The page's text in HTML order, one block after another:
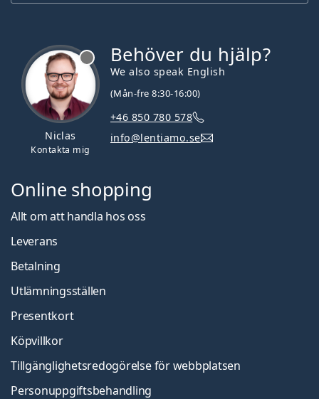
Niclas
Kontakta mig
Behöver du hjälp?
We also speak English
(Mån-fre 8:30-16:00)
+46 850 780 578
info@lentiamo.se
Online shopping
Allt om att handla hos oss
Leverans
Betalning
Utlämningsställen
Presentkort
Köpvillkor
Tillgänglighetsredogörelse för webbplatsen
Personuppgiftsbehandling